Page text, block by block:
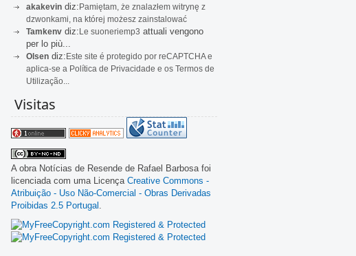
akakevin diz:Pamiętam, że znalazłem witrynę z
dzwonkami, na której możesz zainstalować
Tamkenv diz:Le suoneriemp3 attuali vengono
per lo più...
Olsen diz:Este site é protegido por reCAPTCHA e
aplica-se a Política de Privacidade e os Termos de
Utilização...
Visitas
A obra Notícias de Resende de Rafael Barbosa foi
licenciada com uma Licença Creative Commons -
Atribuição - Uso Não-Comercial - Obras Derivadas
Proibidas 2.5 Portugal